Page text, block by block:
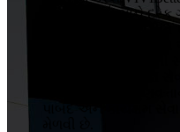
ટકાવી રાખવા અને દરેક
રાખવાની ગુણવત્તા
ગુણવત્તા ખાતરી
વ્યવસ્થાપન સિસ્ટમની
એ OEM અને ODM
સંચાલન, ઉચ્ચ
પાબંદ અને કાર્યક્ષમ